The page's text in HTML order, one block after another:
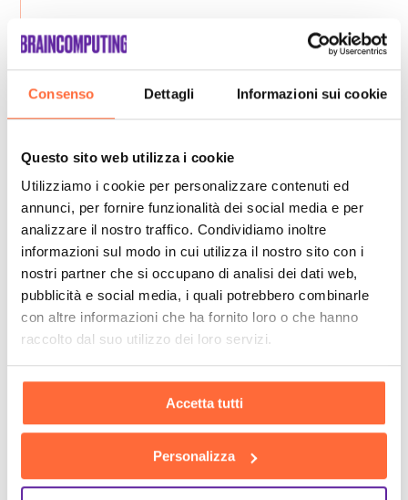
Consenso Dettagli Informazioni sui cookie
Questo sito web utilizza i cookie
Utilizziamo i cookie per personalizzare contenuti ed
annunci, per fornire funzionalità dei social media e per
analizzare il nostro traffico. Condividiamo inoltre
informazioni sul modo in cui utilizza il nostro sito con i
nostri partner che si occupano di analisi dei dati web,
pubblicità e social media, i quali potrebbero combinarle
con altre informazioni che ha fornito loro o che hanno
raccolto dal suo utilizzo dei loro servizi.
Accetta tutti
Personalizza